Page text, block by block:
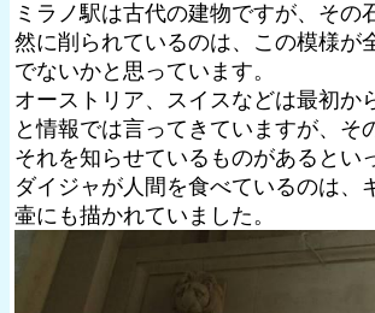
ミラノ駅は古代の建物ですが、その
然に削られているのは、この模様が
でないかと思っています。
オーストリア、スイスなどは最初か
と情報では言ってきていますが、そ
それを知らせているものがあるとい
ダイジャが人間を食べているのは、
壷にも描かれていました。